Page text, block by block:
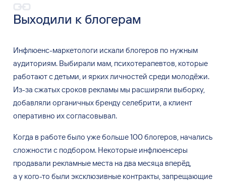
Выходили к блогерам
Инфлюенс-маркетологи искали блогеров по нужным
аудиториям. Выбирали мам, психотерапевтов, которые
работают сдетьми, и ярких личностей среди молодёжи.
Из-за сжатых сроков рекламы мы расширяли выборку,
добавляли органичных бренду селебрити, а клиент
оперативно ихсогласовывал.
Когда в работе было уже больше 100блогеров, начались
сложности с подбором. Некоторые инфлюенсеры
продавали рекламные места на два месяца вперёд,
а у кого-то были эксклюзивные контракты, запрещающие